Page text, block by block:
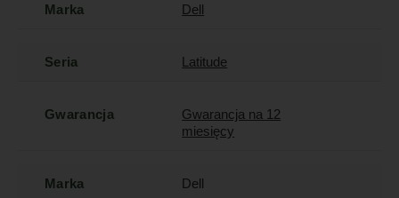
Marka Dell
Seria Latitude
Gwarancja
Gwarancja na 12
miesięcy
Marka Dell